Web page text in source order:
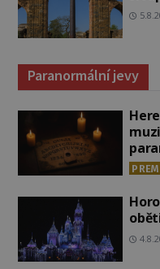
Paranormální jevy